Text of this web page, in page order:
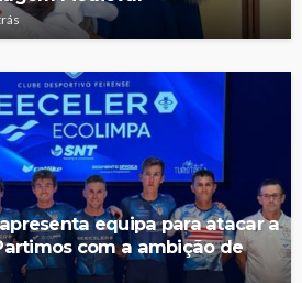
equipa para atacar a
com a ambição de